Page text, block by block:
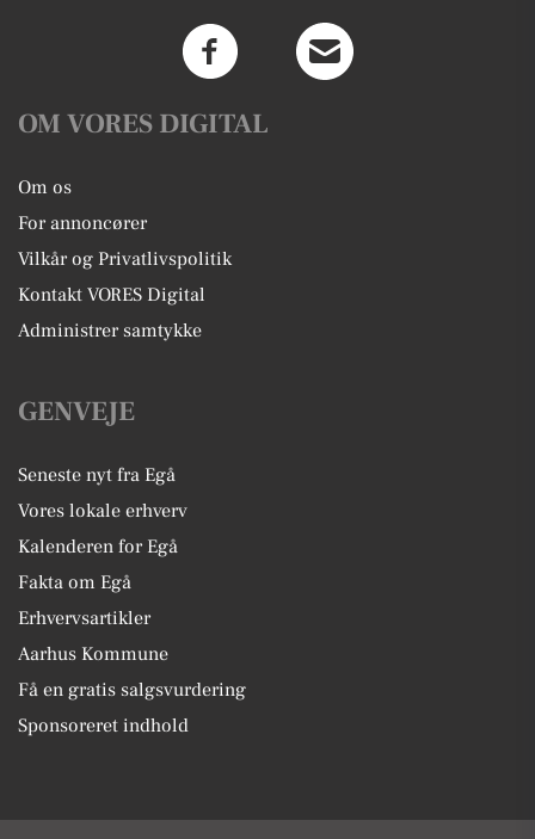
OM VORES DIGITAL
Om os
For annoncører
Vilkår og Privatlivspolitik
Kontakt VORES Digital
Administrer samtykke
GENVEJE
Seneste nyt fra Egå
Vores lokale erhverv
Kalenderen for Egå
Fakta om Egå
Erhvervsartikler
Aarhus Kommune
Få en gratis salgsvurdering
Sponsoreret indhold